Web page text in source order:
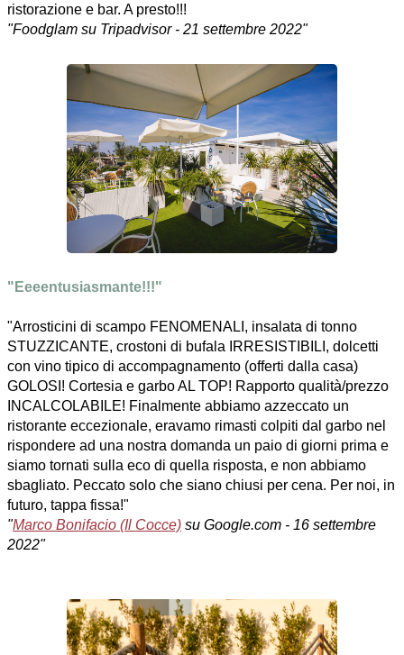
ristorazione e bar. A presto!!!
"Foodglam su Tripadvisor - 21 settembre 2022"
"Eeeentusiasmante!!!"
"Arrosticini di scampo FENOMENALI, insalata di tonno
STUZZICANTE, crostoni di bufala IRRESISTIBILI, dolcetti
con vino tipico di accompagnamento (offerti dalla casa)
GOLOSI! Cortesia e garbo AL TOP! Rapporto qualità/prezzo
INCALCOLABILE! Finalmente abbiamo azzeccato un
ristorante eccezionale, eravamo rimasti colpiti dal garbo nel
rispondere ad una nostra domanda un paio di giorni prima e
siamo tornati sulla eco di quella risposta, e non abbiamo
sbagliato. Peccato solo che siano chiusi per cena. Per noi, in
futuro, tappa fissa!"
"Marco Bonifacio (Il Cocce) su Google.com - 16 settembre
2022"